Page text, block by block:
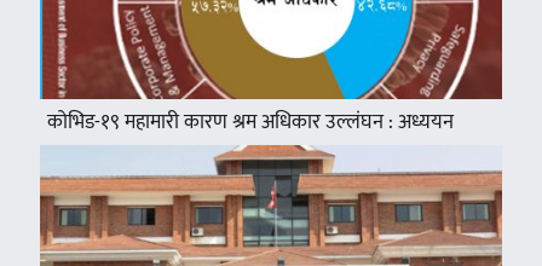
कोभिड-१९ महामारी कारण श्रम अधिकार उल्लंघन : अध्ययन